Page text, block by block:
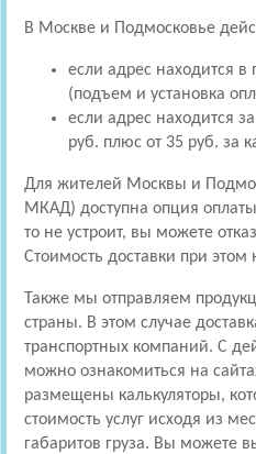
В Москве и Подмосковье
если адрес находится
(подъем и установка
если адрес находится
руб. плюс от 35 руб. за
Для жителей Москвы и
МКАД) доступна опция
то не устроит, вы можете
Стоимость доставки при этом
Также мы отправляем
страны. В этом случае
транспортных компаний. С
можно ознакомиться на
размещены калькуляторы,
стоимость услуг исходя из
габаритов груза. Вы можете